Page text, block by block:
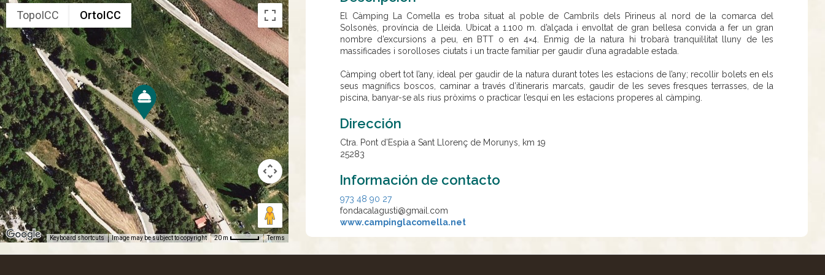
TopoICC OrtoICC
Keyboard shortcuts Image may be subject to copyright 20 m Terms
El Càmping La Comella es troba situat al poble de Cambrils dels Pirineus al nord de la comarca del
Solsonès, província de Lleida. Ubicat a 1.100 m. d’alçada i envoltat de gran bellesa convida a fer un gran
nombre d’excursions a peu, en BTT o en 4×4. Enmig de la natura hi trobarà tranquil·litat lluny de les
massificades i sorolloses ciutats i un tracte familiar per gaudir d’una agradable estada.
Càmping obert tot l’any, ideal per gaudir de la natura durant totes les estacions de l’any; recollir bolets en els
seus magnífics boscos, caminar a través d’itineraris marcats, gaudir de les seves fresques terrasses, de la
piscina, banyar-se als rius pròxims o practicar l’esquí en les estacions properes al càmping.
Dirección
Ctra. Pont d’Espia a Sant Llorenç de Morunys, km 19
25283
Información de contacto
973 48 90 27
fondacalagusti@gmail.com
www.campinglacomella.net